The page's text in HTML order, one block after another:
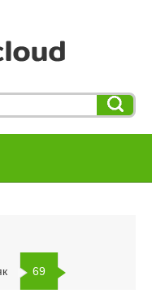
69